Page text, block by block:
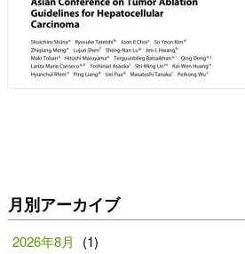
月別アーカイブ
2026年8月
(1)